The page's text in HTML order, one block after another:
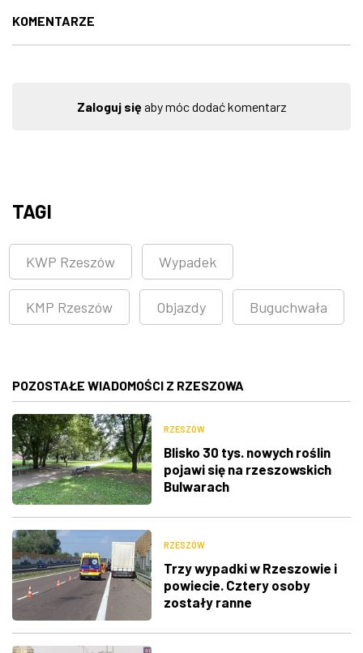
KOMENTARZE
Zaloguj sięaby móc dodać komentarz
TAGI
KWP Rzeszów Wypadek
KMP Rzeszów Objazdy Buguchwała
POZOSTAŁE WIADOMOŚCI Z RZESZOWA
RZESZÓW
Blisko 30 tys. nowych roślin
pojawi się na rzeszowskich
Bulwarach
RZESZÓW
Trzy wypadki w Rzeszowie i
powiecie. Cztery osoby
zostały ranne